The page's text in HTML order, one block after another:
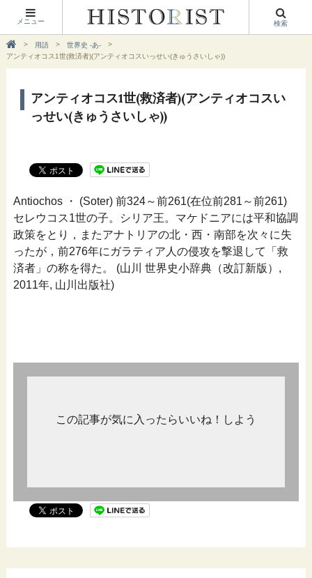
メニュー 検索
用語
世界史 -あ-
アンティオコス1世(救済者)(アンティオコスいっせい(きゅうさいしゃ))
アンティオコス1世(救済者)(アンティオコスい
っせい(きゅうさいしゃ))
Antiochos ・ (Soter) 前324～前261(在位前281～前261)
セレウコス1世の子。シリア王。マケドニアには平和協調
政策をとり，またアナトリアの北・西・南部を次々に失
ったが，前276年にガラティア人の侵攻を撃退して「救
済者」の称を得た。 (山川 世界史小辞典（改訂新版）,
2011年, 山川出版社)
この記事が気に入ったらいいね！しよう